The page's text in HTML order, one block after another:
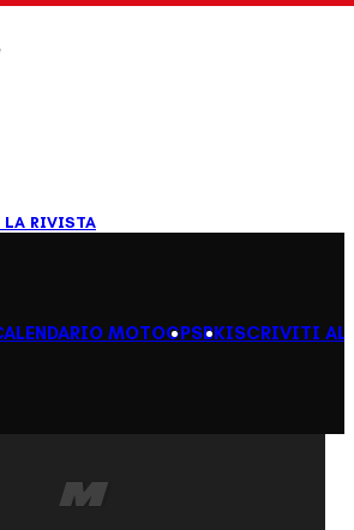
LA RIVISTA
MOTOGPSBKISCRIVITI AL